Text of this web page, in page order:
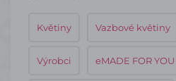
Květiny Vazbové květiny
Výrobci eMADE FOR YOU